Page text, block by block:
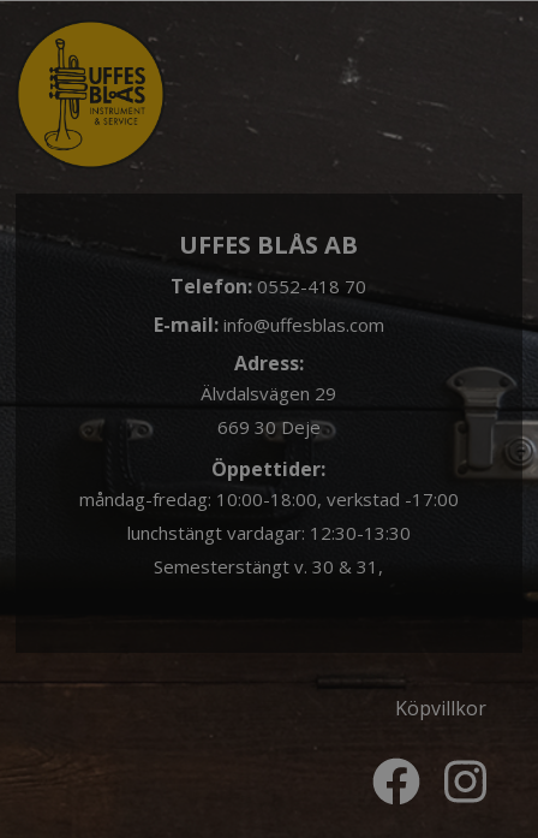
UFFES BLÅS AB
Telefon:0552-418 70
E-mail: info@uffesblas.com
Adress:
Älvdalsvägen 29
669 30 Deje
Öppettider:
måndag-fredag: 10:00-18:00, verkstad -17:00
lunchstängt vardagar: 12:30-13:30
Semesterstängt v. 30 & 31,
Köpvillkor